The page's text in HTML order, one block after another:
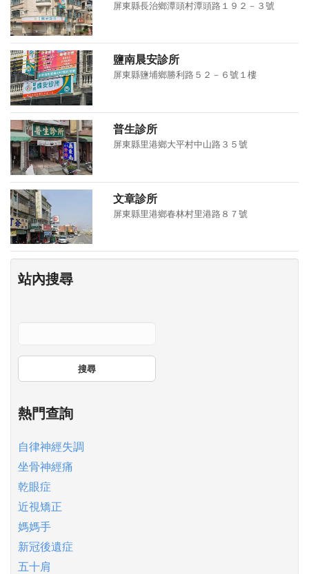
屏東縣長治鄉潭頭村潭頭路１９２－３號
鹽南晨安診所
屏東縣鹽埔鄉勝利路５２－６號１樓
普生診所
屏東縣里港鄉大平村中山路３５號
文章診所
屏東縣里港鄉春林村里港路８７號
站內搜尋
搜尋
熱門查詢
自律神經失調
坐骨神經痛
乾眼症
近視矯正
媽媽手
新冠後遺症
五十肩